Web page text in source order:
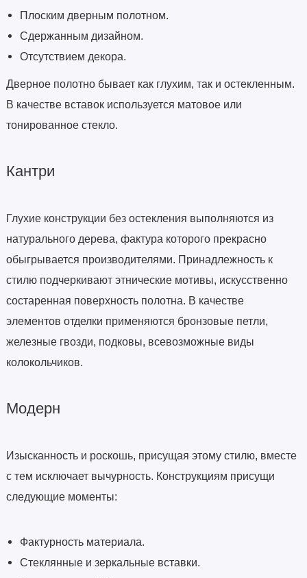
Плоским дверным полотном.
Сдержанным дизайном.
Отсутствием декора.
Дверное полотно бывает как глухим, так и остекленным.
В качестве вставок используется матовое или
тонированное стекло.
Кантри
Глухие конструкции без остекления выполняются из
натурального дерева, фактура которого прекрасно
обыгрывается производителями. Принадлежность к
стилю подчеркивают этнические мотивы, искусственно
состаренная поверхность полотна. В качестве
элементов отделки применяются бронзовые петли,
железные гвозди, подковы, всевозможные виды
колокольчиков.
Модерн
Изысканность и роскошь, присущая этому стилю, вместе
с тем исключает вычурность. Конструкциям присущи
следующие моменты:
Фактурность материала.
Стеклянные и зеркальные вставки.